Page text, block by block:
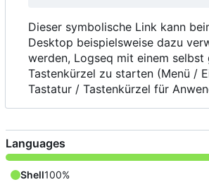
Dieser symbolische Link kann
Desktop beispielsweise dazu
werden, Logseq mit einem selbst
Tastenkürzel zu starten (Menü /
Tastatur / Tastenkürzel für
Languages
Shell100%